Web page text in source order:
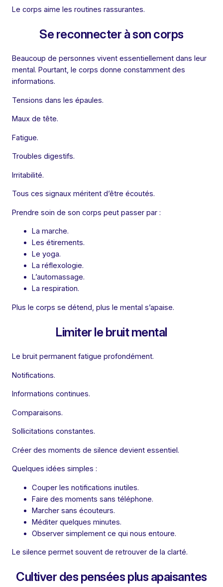
Le corps aime les routines rassurantes.
Se reconnecter à son corps
Beaucoup de personnes vivent essentiellement dans leur
mental. Pourtant, le corps donne constamment des
informations.
Tensions dans les épaules.
Maux de tête.
Fatigue.
Troubles digestifs.
Irritabilité.
Tous ces signaux méritent d’être écoutés.
Prendre soin de son corps peut passer par :
La marche.
Les étirements.
Le yoga.
La réflexologie.
L’automassage.
La respiration.
Plus le corps se détend, plus le mental s’apaise.
Limiter le bruit mental
Le bruit permanent fatigue profondément.
Notifications.
Informations continues.
Comparaisons.
Sollicitations constantes.
Créer des moments de silence devient essentiel.
Quelques idées simples :
Couper les notifications inutiles.
Faire des moments sans téléphone.
Marcher sans écouteurs.
Méditer quelques minutes.
Observer simplement ce qui nous entoure.
Le silence permet souvent de retrouver de la clarté.
Cultiver des pensées plus apaisantes